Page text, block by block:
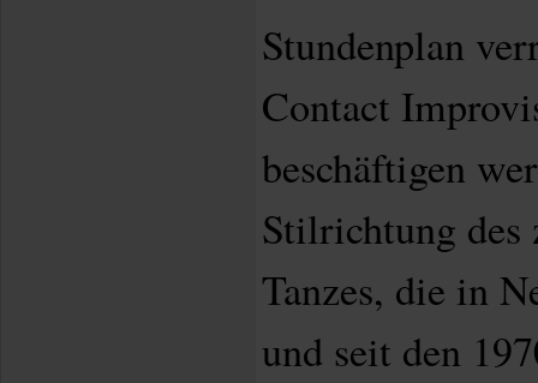
Stundenplan
Contact
beschäftigen
Stilrichtung des
Tanzes, die in
und seit den